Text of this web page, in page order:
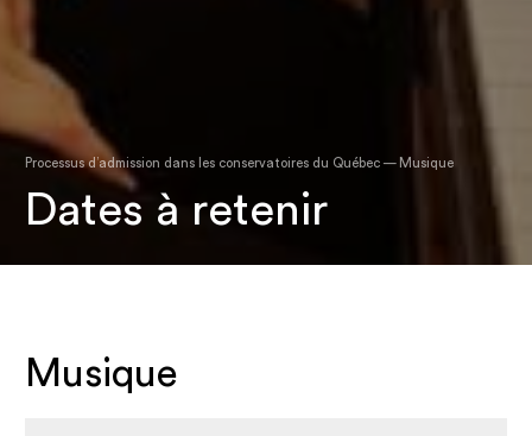
Processus d’admission dans les conservatoires du Québec — Musique
Dates à retenir
Musique